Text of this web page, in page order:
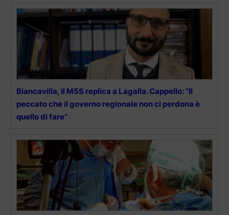
Biancavilla, il M5S replica a Lagalla. Cappello: “Il
peccato che il governo regionale non ci perdona è
quello di fare”